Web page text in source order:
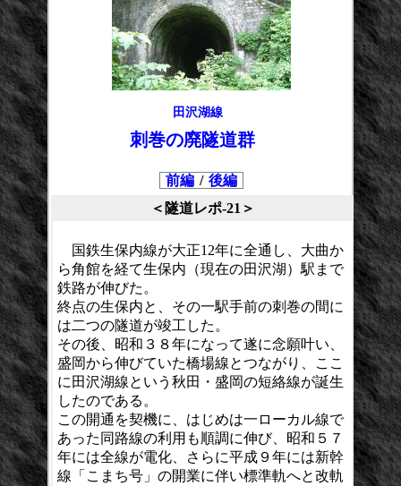
田沢湖線
刺巻の廃隧道群
前編 / 後編
＜隧道レポ-21＞
国鉄生保内線が大正12年に全通し、大曲か
ら角館を経て生保内（現在の田沢湖）駅まで
鉄路が伸びた。
終点の生保内と、その一駅手前の刺巻の間に
は二つの隧道が竣工した。
その後、昭和３８年になって遂に念願叶い、
盛岡から伸びていた橋場線とつながり、ここ
に田沢湖線という秋田・盛岡の短絡線が誕生
したのである。
この開通を契機に、はじめは一ローカル線で
あった同路線の利用も順調に伸び、昭和５７
年には全線が電化、さらに平成９年には新幹
線「こまち号」の開業に伴い標準軌へと改軌